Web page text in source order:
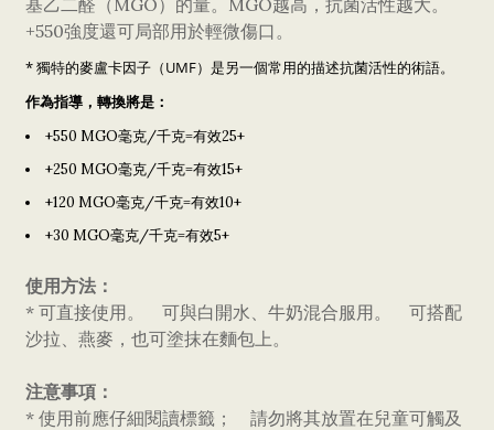
基乙二醛（MGO）的量。MGO越高，抗菌活性越大。
+550強度還可局部用於輕微傷口。
* 獨特的麥盧卡因子（UMF）是另一個常用的描述抗菌活性的術語。
作為指導，轉換將是：
+550 MGO毫克/千克=有效25+
+250 MGO毫克/千克=有效15+
+120 MGO毫克/千克=有效10+
+30 MGO毫克/千克=有效5+
使用方法：
* 可直接使用。 可與白開水、牛奶混合服用。 可搭配
沙拉、燕麥，也可塗抹在麵包上。
注意事項：
* 使用前應仔細閱讀標籤； 請勿將其放置在兒童可觸及